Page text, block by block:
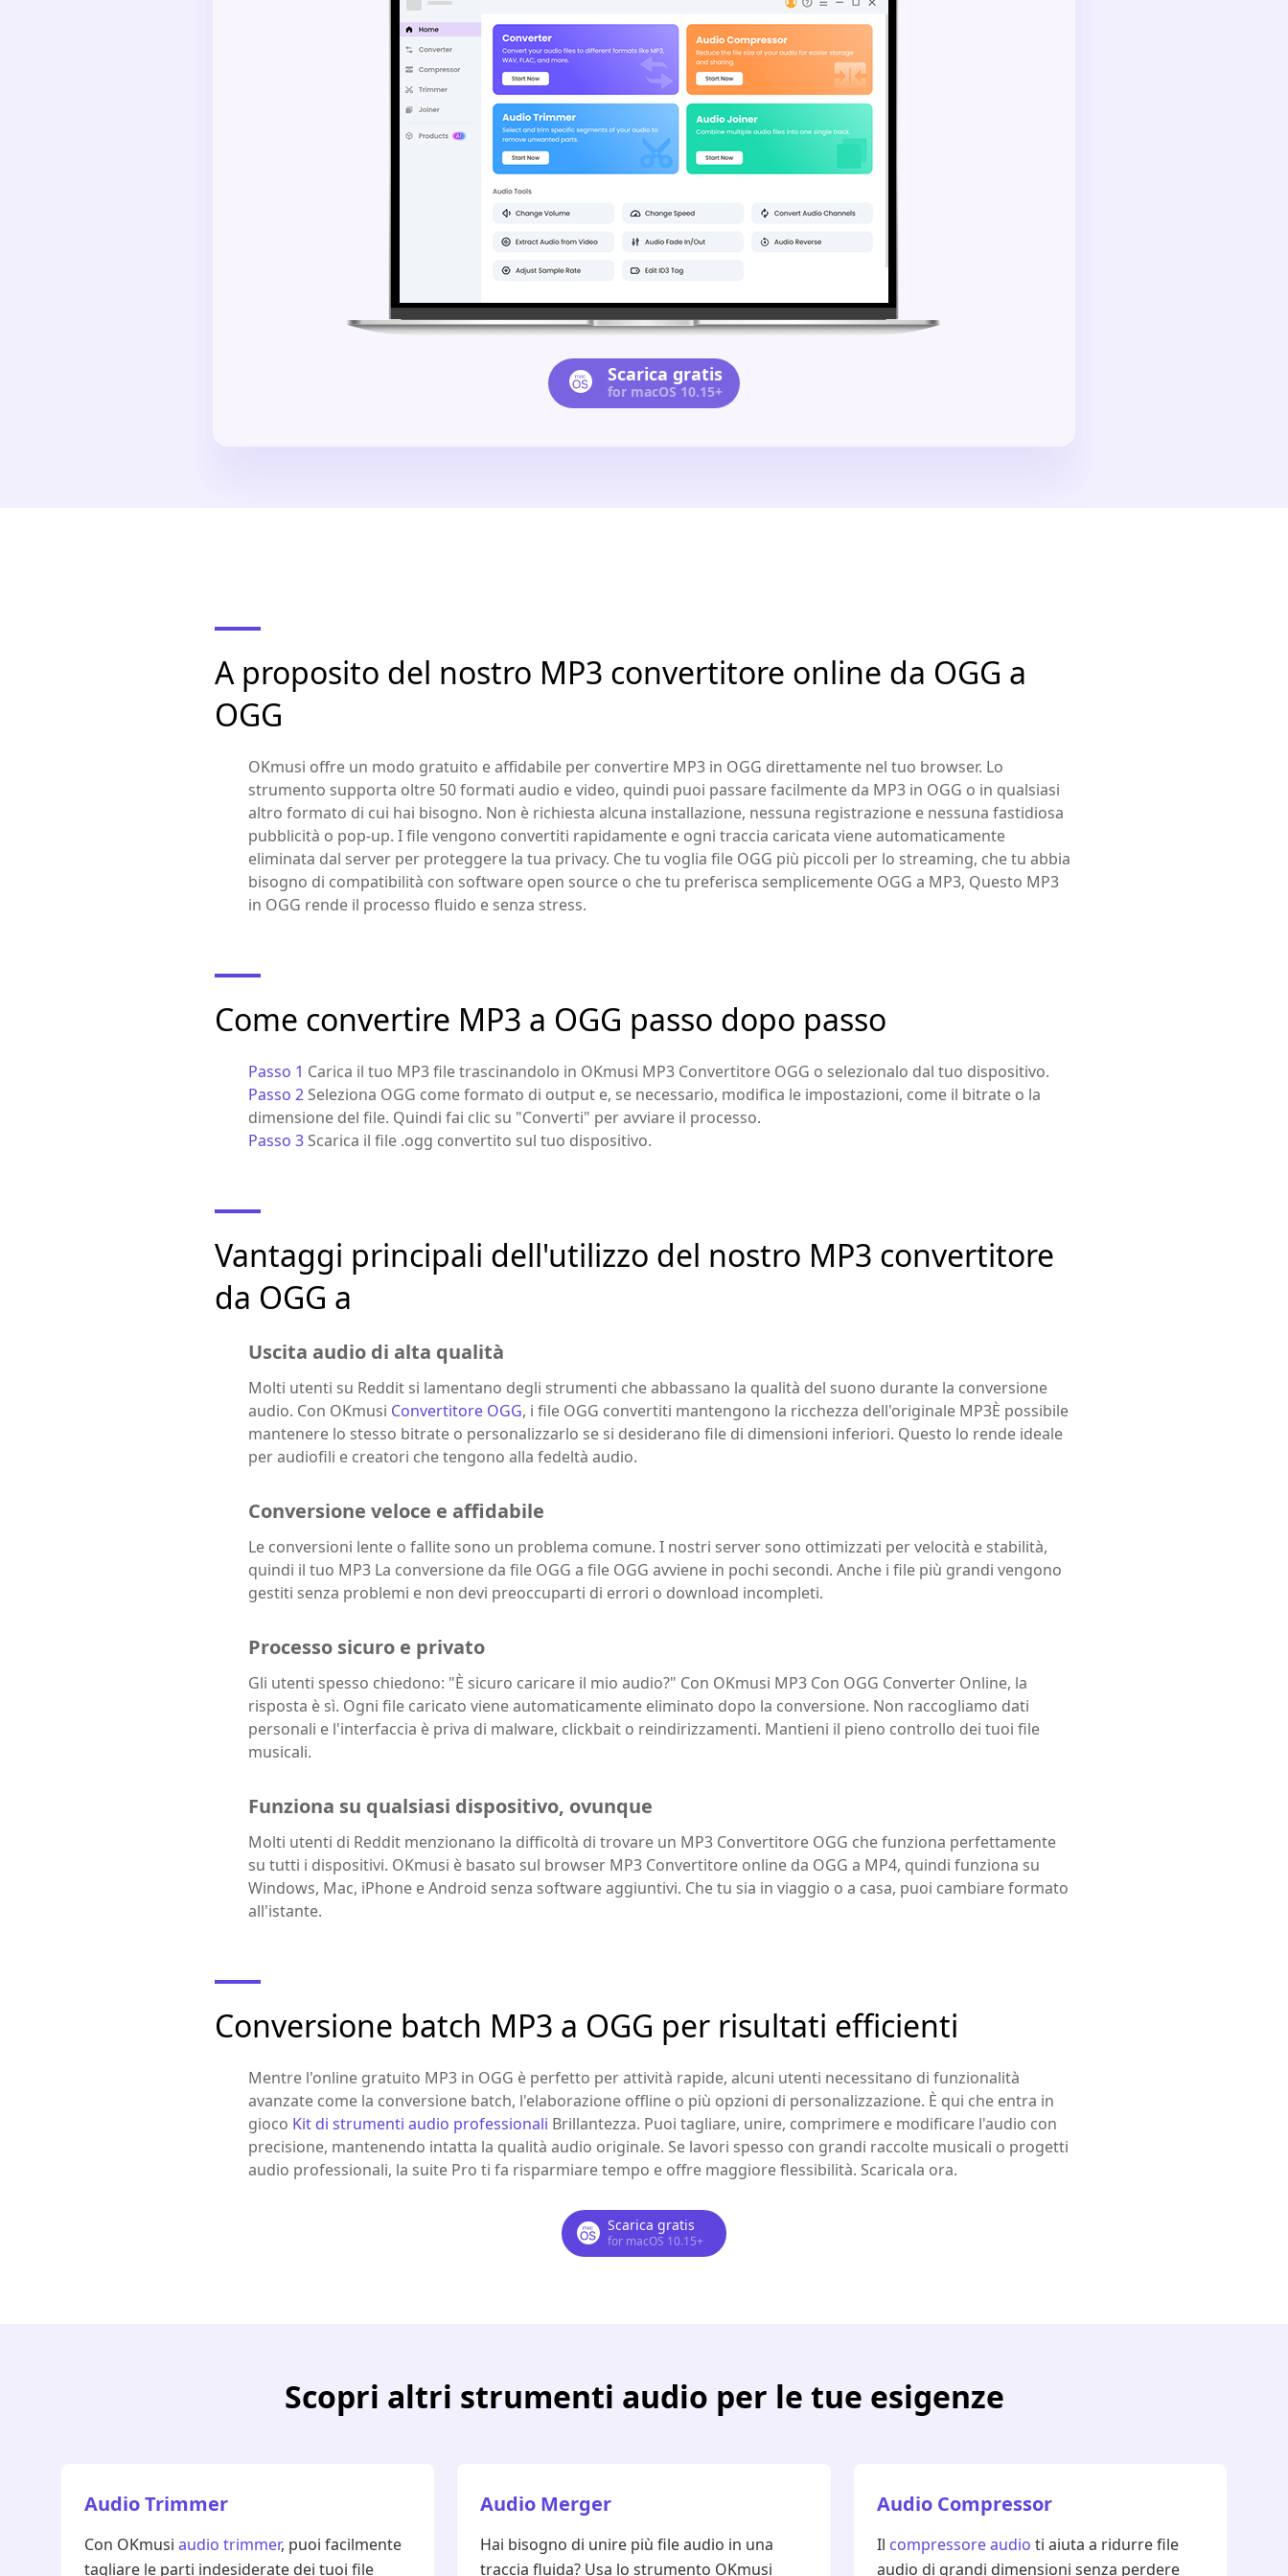
Scarica gratis
for macOS 10.15+
A proposito del nostro MP3 convertitore online da OGG a
OGG
OKmusi offre un modo gratuito e affidabile per convertire MP3 in OGG direttamente nel tuo browser. Lo
strumento supporta oltre 50 formati audio e video, quindi puoi passare facilmente da MP3 in OGG o in qualsiasi
altro formato di cui hai bisogno. Non è richiesta alcuna installazione, nessuna registrazione e nessuna fastidiosa
pubblicità o pop-up. I file vengono convertiti rapidamente e ogni traccia caricata viene automaticamente
eliminata dal server per proteggere la tua privacy. Che tu voglia file OGG più piccoli per lo streaming, che tu abbia
bisogno di compatibilità con software open source o che tu preferisca semplicemente OGG a MP3, Questo MP3
in OGG rende il processo fluido e senza stress.
Come convertire MP3 a OGG passo dopo passo
Passo 1 Carica il tuo MP3 file trascinandolo in OKmusi MP3 Convertitore OGG o selezionalo dal tuo dispositivo.
Passo 2Seleziona OGG come formato di output e, se necessario, modifica le impostazioni, come il bitrate o la
dimensione del file. Quindi fai clic su "Converti" per avviare il processo.
Passo 3Scarica il file .ogg convertito sul tuo dispositivo.
Vantaggi principali dell'utilizzo del nostro MP3 convertitore
da OGG a
Uscita audio di alta qualità
Molti utenti su Reddit si lamentano degli strumenti che abbassano la qualità del suono durante la conversione
audio. Con OKmusi Convertitore OGG, i file OGG convertiti mantengono la ricchezza dell'originale MP3È possibile
mantenere lo stesso bitrate o personalizzarlo se si desiderano file di dimensioni inferiori. Questo lo rende ideale
per audiofili e creatori che tengono alla fedeltà audio.
Conversione veloce e affidabile
Le conversioni lente o fallite sono un problema comune. I nostri server sono ottimizzati per velocità e stabilità,
quindi il tuo MP3 La conversione da file OGG a file OGG avviene in pochi secondi. Anche i file più grandi vengono
gestiti senza problemi e non devi preoccuparti di errori o download incompleti.
Processo sicuro e privato
Gli utenti spesso chiedono: "È sicuro caricare il mio audio?" Con OKmusi MP3 Con OGG Converter Online, la
risposta è sì. Ogni file caricato viene automaticamente eliminato dopo la conversione. Non raccogliamo dati
personali e l'interfaccia è priva di malware, clickbait o reindirizzamenti. Mantieni il pieno controllo dei tuoi file
musicali.
Funziona su qualsiasi dispositivo, ovunque
Molti utenti di Reddit menzionano la difficoltà di trovare un MP3 Convertitore OGG che funziona perfettamente
su tutti i dispositivi. OKmusi è basato sul browser MP3 Convertitore online da OGG a MP4, quindi funziona su
Windows, Mac, iPhone e Android senza software aggiuntivi. Che tu sia in viaggio o a casa, puoi cambiare formato
all'istante.
Conversione batch MP3 a OGG per risultati efficienti
Mentre l'online gratuito MP3 in OGG è perfetto per attività rapide, alcuni utenti necessitano di funzionalità
avanzate come la conversione batch, l'elaborazione offline o più opzioni di personalizzazione. È qui che entra in
gioco Kit di strumenti audio professionali Brillantezza. Puoi tagliare, unire, comprimere e modificare l'audio con
precisione, mantenendo intatta la qualità audio originale. Se lavori spesso con grandi raccolte musicali o progetti
audio professionali, la suite Pro ti fa risparmiare tempo e offre maggiore flessibilità. Scaricala ora.
Scarica gratis
for macOS 10.15+
Scopri altri strumenti audio per le tue esigenze
Audio Trimmer
Con OKmusi audio trimmer, puoi facilmente
tagliare le parti indesiderate dei tuoi file
Audio Merger
Hai bisogno di unire più file audio in una
traccia fluida? Usa lo strumento OKmusi
Audio Compressor
Il compressore audio ti aiuta a ridurre file
audio di grandi dimensioni senza perdere